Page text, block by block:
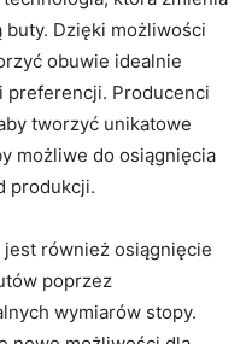
Dzięki możliwości
obuwie idealnie‌
preferencji. Producenci
tworzyć⁤ unikatowe
możliwe do osiągnięcia⁣
produkcji.
również⁢ osiągnięcie
poprzez
wymiarów stopy.⁤